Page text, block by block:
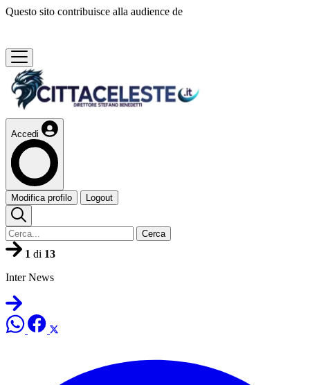
Questo sito contribuisce alla audience de
Accedi
Modifica profilo Logout
Cerca
1 di 13
Inter News